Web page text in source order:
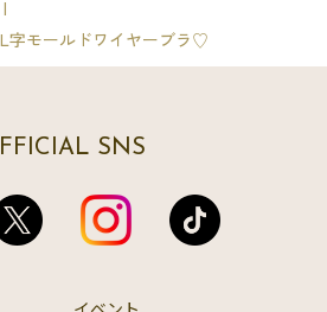
L字モールドワイヤーブラ♡
SNS